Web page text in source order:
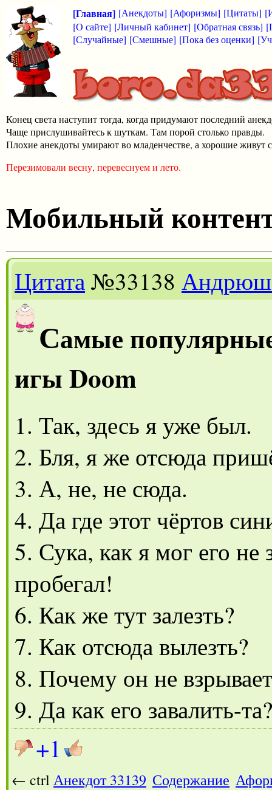
[Главная] [Анекдоты] [Афоризмы] [Цитаты]
[О сайте] [Личный кабинет] [Обратная связь]
[Случайные] [Смешные] [Пока без оценки]
Конец света наступит тогда, когда придумают последний
Чаще прислушивайтесь к шуткам. Там порой столько правды.
Плохие анекдоты умирают во младенчестве, а хорошие живут
Перезимовали весну, перевеснуем и лето.
Мобильный
Цитата№33138
Самые
игы Doom
1. Так, здесь я уже был.
2. Бля, я же отсюда
3. А, не, не сюда.
4. Да где этот чёртов
5. Сука, как я мог его не
пробегал!
6. Как же тут залезть?
7. Как отсюда вылезть?
8. Почему он не
9. Да как его завалить-
+1
← ctrl Анекдот 33139 Содержание